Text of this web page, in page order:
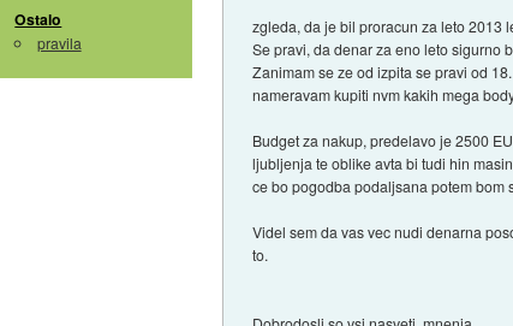
Ostalo
pravila
zgleda, da je bil proracun za leto 2013
Se pravi, da denar za eno leto sigurno
Zanimam se ze od izpita se pravi od
nameravam kupiti nvm kakih mega
Budget za nakup, predelavo je 2500
ljubljenja te oblike avta bi tudi hin
ce bo pogodba podaljsana potem bom
Videl sem da vas vec nudi denarna
to.